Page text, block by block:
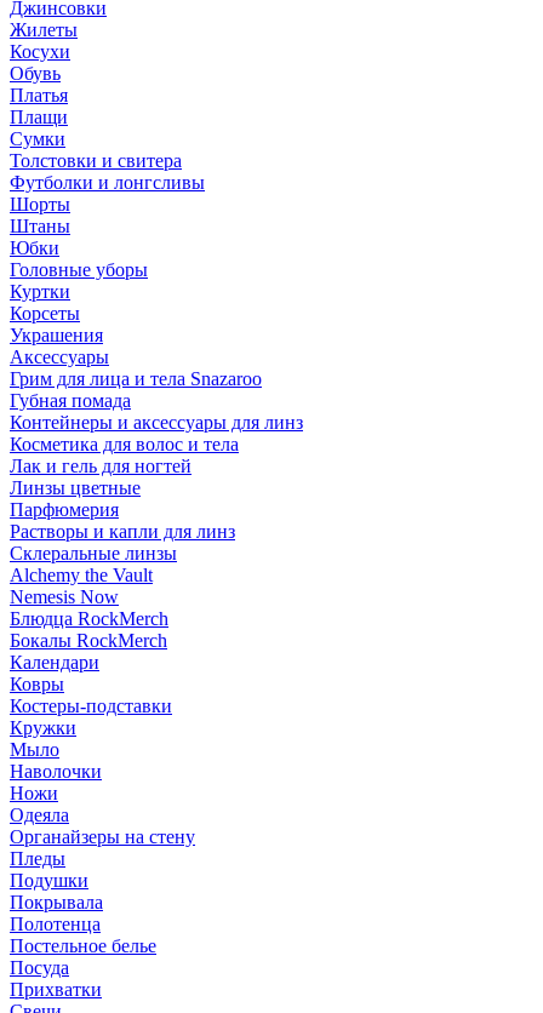
Джинсовки
Жилеты
Косухи
Обувь
Платья
Плащи
Сумки
Толстовки и свитера
Футболки и лонгсливы
Шорты
Штаны
Юбки
Головные уборы
Куртки
Корсеты
Украшения
Аксессуары
Грим для лица и тела Snazaroo
Губная помада
Контейнеры и аксессуары для линз
Косметика для волос и тела
Лак и гель для ногтей
Линзы цветные
Парфюмерия
Растворы и капли для линз
Склеральные линзы
Alchemy the Vault
Nemesis Now
Блюдца RockMerch
Бокалы RockMerch
Календари
Ковры
Костеры-подставки
Кружки
Мыло
Наволочки
Ножи
Одеяла
Органайзеры на стену
Пледы
Подушки
Покрывала
Полотенца
Постельное белье
Посуда
Прихватки